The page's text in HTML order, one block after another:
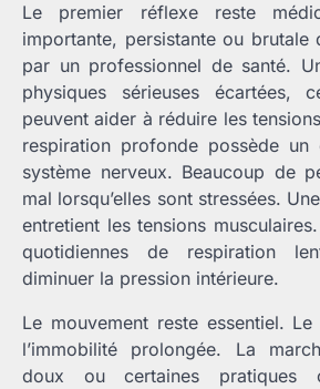
Le premier réflexe reste
importante, persistante ou brutale
par un professionnel de santé.
physiques sérieuses écartées,
peuvent aider à réduire les
respiration profonde possède
système nerveux. Beaucoup de
mal lorsqu’elles sont stressées.
entretient les tensions
quotidiennes de respiration
diminuer la pression intérieure.
Le mouvement reste essentiel.
l’immobilité prolongée. La
doux ou certaines pratiques